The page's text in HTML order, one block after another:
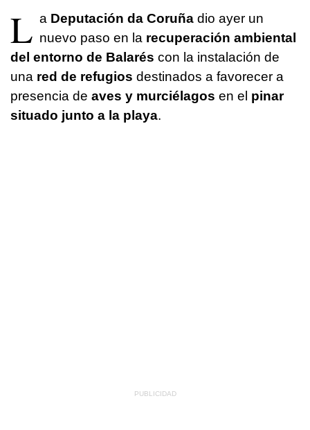
L a Deputación da Coruña dio ayer un
nuevo paso en la recuperación ambiental
del entorno de Balarés con la instalación de
una red de refugios destinados a favorecer a
presencia de aves y murciélagos en el pinar
situado junto a la playa.